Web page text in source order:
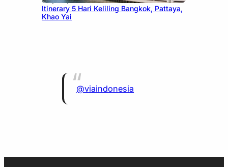
Itinerary 5 Hari Keliling Bangkok, Pattaya,
Khao Yai
@viaindonesia